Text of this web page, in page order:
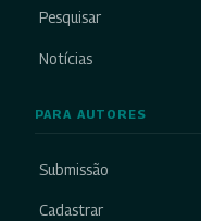
Pesquisar
Notícias
PARA AUTORES
Submissão
Cadastrar